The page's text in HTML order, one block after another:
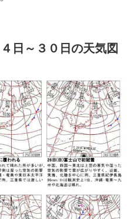
日～３０日の天気図